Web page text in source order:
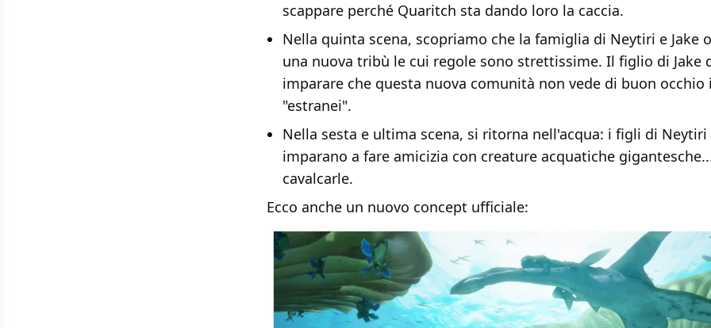
scappare perché Quaritch sta dando loro la caccia.
Nella quinta scena, scopriamo che la famiglia di Neytiri e Jake
una nuova tribù le cui regole sono strettissime. Il figlio di Jake
imparare che questa nuova comunità non vede di buon
"estranei".
Nella sesta e ultima scena, si ritorna nell'acqua: i figli di Neytiri
imparano a fare amicizia con creature acquatiche
cavalcarle.
Ecco anche un nuovo concept ufficiale: